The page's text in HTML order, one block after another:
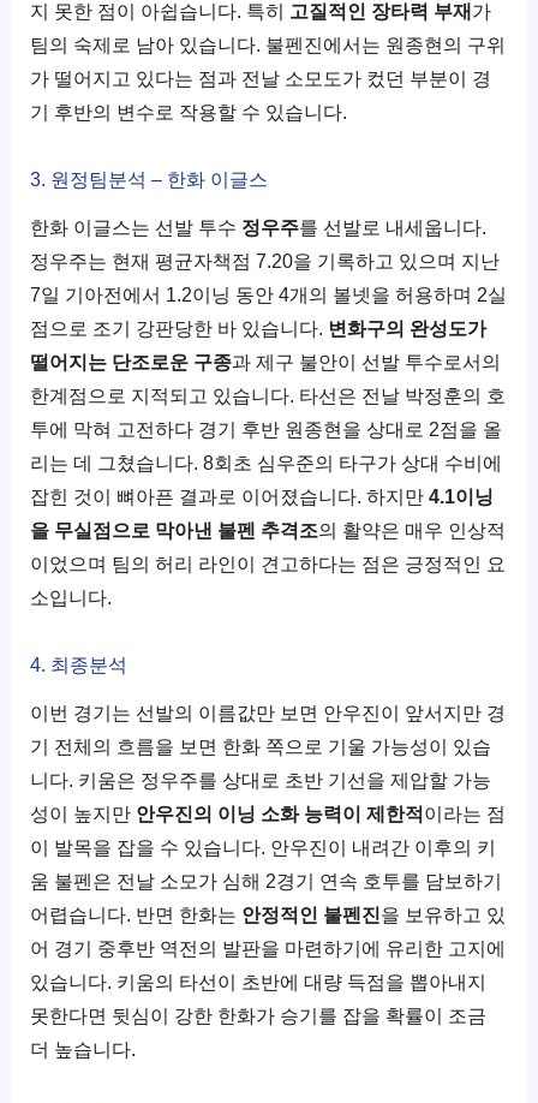
지 못한 점이 아쉽습니다. 특히 고질적인 장타력 부재가
팀의 숙제로 남아 있습니다. 불펜진에서는 원종현의 구위
가 떨어지고 있다는 점과 전날 소모도가 컸던 부분이 경
기 후반의 변수로 작용할 수 있습니다.
3. 원정팀분석 – 한화 이글스
한화 이글스는 선발 투수 정우주를 선발로 내세웁니다.
정우주는 현재 평균자책점 7.20을 기록하고 있으며 지난
7일 기아전에서 1.2이닝 동안 4개의 볼넷을 허용하며 2실
점으로 조기 강판당한 바 있습니다. 변화구의 완성도가
떨어지는 단조로운 구종과 제구 불안이 선발 투수로서의
한계점으로 지적되고 있습니다. 타선은 전날 박정훈의 호
투에 막혀 고전하다 경기 후반 원종현을 상대로 2점을 올
리는 데 그쳤습니다. 8회초 심우준의 타구가 상대 수비에
잡힌 것이 뼈아픈 결과로 이어졌습니다. 하지만4.1이닝
을 무실점으로 막아낸 불펜 추격조의 활약은 매우 인상적
이었으며 팀의 허리 라인이 견고하다는 점은 긍정적인 요
소입니다.
4. 최종분석
이번 경기는 선발의 이름값만 보면 안우진이 앞서지만 경
기 전체의 흐름을 보면 한화 쪽으로 기울 가능성이 있습
니다. 키움은 정우주를 상대로 초반 기선을 제압할 가능
성이 높지만 안우진의 이닝 소화 능력이 제한적이라는 점
이 발목을 잡을 수 있습니다. 안우진이 내려간 이후의 키
움 불펜은 전날 소모가 심해 2경기 연속 호투를 담보하기
어렵습니다. 반면 한화는 안정적인 불펜진을 보유하고 있
어 경기 중후반 역전의 발판을 마련하기에 유리한 고지에
있습니다. 키움의 타선이 초반에 대량 득점을 뽑아내지
못한다면 뒷심이 강한 한화가 승기를 잡을 확률이 조금
더 높습니다.